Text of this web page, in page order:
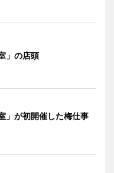
」の店頭
」が初開催した梅仕事